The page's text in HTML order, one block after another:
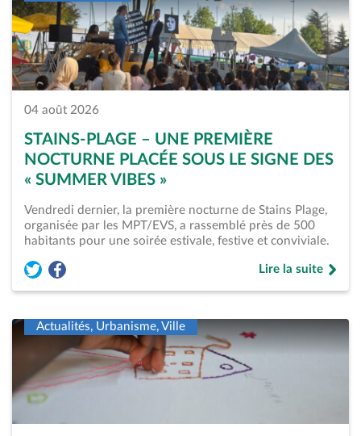
04 août 2026
STAINS-PLAGE – UNE PREMIÈRE
NOCTURNE PLACÉE SOUS LE SIGNE DES
« SUMMER VIBES »
Vendredi dernier, la première nocturne de Stains Plage,
organisée par les MPT/EVS, a rassemblé près de 500
habitants pour une soirée estivale, festive et conviviale.
Partager l'article « Stains-Plage – Une première nocturne
Partager l'article « Stains-Plage – Une première
Lire la suite
de « Stains-Plage
Actualités, Urbanisme, Ville